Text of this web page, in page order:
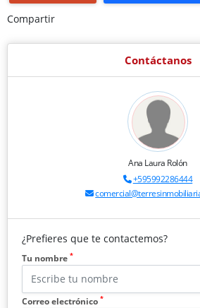
Compartir
Contáctanos
Ana Laura Rolón
+595992286444
¿Prefieres que te contactemos?
Tu nombre *
Correo electrónico *